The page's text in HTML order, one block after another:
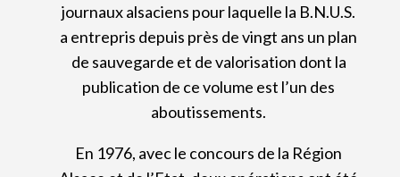
journaux alsaciens pour laquelle la B.N.U.S.
a entrepris depuis près de vingt ans un plan
de sauvegarde et de valorisation dont la
publication de ce volume est l’un des
aboutissements.
En 1976, avec le concours de la Région